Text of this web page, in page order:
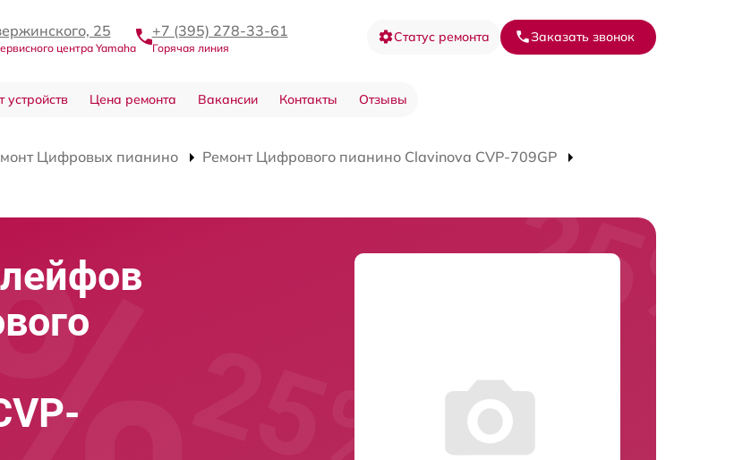
25
центра Yamaha
+7 (395) 278-33-61
Горячая линия
Статус ремонта Заказать звонок
устройств Цена ремонта Вакансии Контакты Отзывы
Цифровых пианино
Ремонт Цифрового пианино Clavinova CVP-709GP